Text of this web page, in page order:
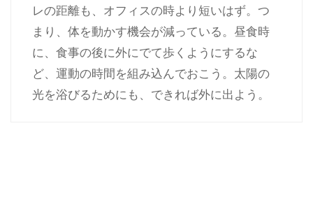
レの距離も、オフィスの時より短いはず。つ
まり、体を動かす機会が減っている。昼食時
に、食事の後に外にでて歩くようにするな
ど、運動の時間を組み込んでおこう。太陽の
光を浴びるためにも、できれば外に出よう。